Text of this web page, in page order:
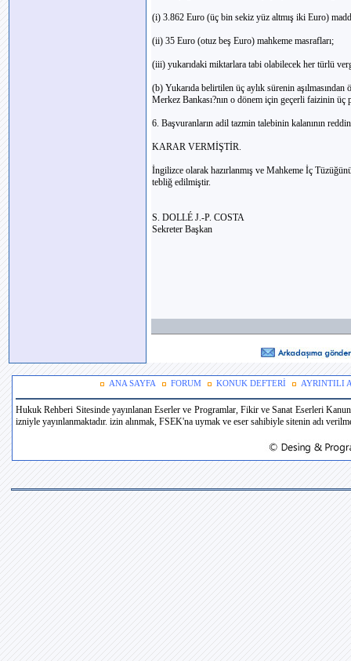
(i) 3.862 Euro (üç bin sekiz yüz altmış iki Euro)
(ii) 35 Euro (otuz beş Euro) mahkeme masrafları;
(iii) yukarıdaki miktarlara tabi olabilecek her türlü
(b) Yukarıda belirtilen üç aylık sürenin
Merkez Bankası?nın o dönem için geçerli faizinin üç
6. Başvuranların adil tazmin talebinin kalanının
KARAR VERMİŞTİR.
İngilizce olarak hazırlanmış ve Mahkeme İç
tebliğ edilmiştir.
S. DOLLÉ J.-P. COSTA
Sekreter Başkan
ANA SAYFA FORUM KONUK DEFTERİ AYRINTILI
Hukuk Rehberi Sitesinde yayınlanan Eserler ve Programlar, Fikir ve Sanat Eserleri
izniyle yayınlanmaktadır. izin alınmak, FSEK'na uymak ve eser sahibiyle sitenin adı